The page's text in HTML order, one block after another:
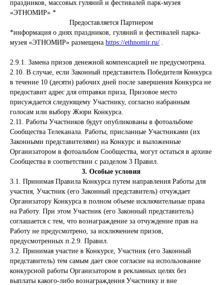
праздников, массовых гуляний и фестивалей парк-музея
«ЭТНОМИР» *
Предоставляется Партнером
*информация о днях праздников, гуляний и фестивалей парка-
музея «ЭТНОМИР» размещена https://ethnomir.ru/ .
2.9.1. Замена призов денежной компенсацией не предусмотрена.
2.10. В случае, если Законный представитель Победителя Конкурса
в течение 10 (десяти) рабочих дней после завершения Конкурса не
предоставит адрес для отправки приза, Призовое место
присуждается следующему Участнику, согласно набранным
голосам или выбору Жюри Конкурса.
2.11. Работы Участников будут опубликованы в фотоальбоме
Сообщества Телеканала. Работы, присланные Участниками (их
Законными представителями) на Конкурс и выложенные
Организатором в фотоальбом Сообщества, могут остаться в архиве
Сообщества в соответствии с разделом 3 Правил.
3. Особые условия
3.1. Принимая Правила Конкурса путем направления Работы для
участия, Участник (его Законный представитель) отчуждает
Организатору Конкурса в полном объеме исключительные права
на Работу. При этом Участник (его Законный представитель)
соглашается с тем, что вознаграждение за отчуждение прав на
Работу не предусмотрено, за исключением призов,
предусмотренных п.2.9. Правил.
3.2. Принимая участие в Конкурсе, Участник (его Законный
представитель) тем самым дает свое согласие на использование
конкурсной работы Организатором в рекламных целях без
выплаты какого-либо вознаграждения Участнику и вне